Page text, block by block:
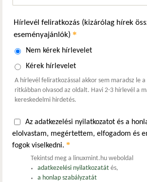
Hírlevél feliratkozás (kizárólag hírek
eseményajánlók) *
Nem kérek hírlevelet
Kérek hírlevelet
A hírlevél feliratkozással akkor sem maradsz le
ritkábban olvasod az oldalt. Havi 2-3 hírlevél a
kereskedelmi hirdetés.
Az adatkezelési nyilatkozatot és a
elolvastam, megértettem, elfogadom és
fogok viselkedni. *
Tekintsd meg a linuxmint.hu weboldal
adatkezelési nyilatkozatátés,
a honlap szabályzatát